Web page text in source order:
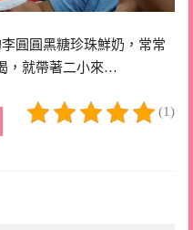
圓圓黑糖珍珠鮮奶，常常
，就帶著二小來…
(1)